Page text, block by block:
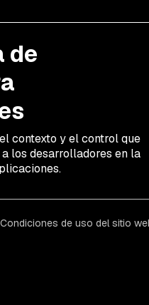
de
contexto y el control que
los desarrolladores en la
Condiciones de uso del sitio